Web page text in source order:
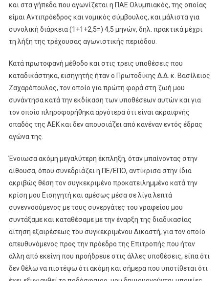
και στα γήπεδα που αγωνίζεται η ΠΑΕ Ολυμπιακός, της οποίας
είμαι Αντιπρόεδρος και νομικός σύμβουλος, και μάλιστα για
συνολική διάρκεια (1+1+2,5=) 4,5 μηνών, δηλ. πρακτικά μέχρι
τη λήξη της τρέχουσας αγωνιστικής περιόδου.
Κατά πρωτοφανή μέθοδο και στις τρεις υποθέσεις που
καταδικάστηκα, εισηγητής ήταν ο Πρωτοδίκης Δ.Δ. κ. Βασίλειος
Ζαχαρόπουλος, τον οποίο για πρώτη φορά στη ζωή μου
συνάντησα κατά την εκδίκαση των υποθέσεων αυτών και για
τον οποίο πληροφορήθηκα αργότερα ότι είναι ακραιφνής
οπαδός της ΑΕΚ και δεν απουσιάζει από κανέναν εντός έδρας
αγώνα της.
Ένοιωσα ακόμη μεγαλύτερη έκπληξη, όταν μπαίνοντας στην
αίθουσα, όπου συνεδριάζει η ΠΕ/ΕΠΟ, αντίκρισα στην ίδια
ακριβώς θέση τον συγκεκριμένο προκατειλημμένο κατά την
κρίση μου Εισηγητή και αμέσως μέσα σε λίγα λεπτά
συνεννοούμενος με τους συνεργάτες του γραφείου μου
συντάξαμε και καταθέσαμε με την έναρξη της διαδικασίας
αίτηση εξαιρέσεως του συγκεκριμένου Δικαστή, για τον οποίο
απευθυνόμενος προς την πρόεδρο της Επιτροπής που ήταν
άλλη από εκείνη που προήδρευε στις άλλες υποθέσεις, είπα ότι
δεν θέλω να πιστέψω ότι ακόμη και σήμερα που υποτίθεται ότι